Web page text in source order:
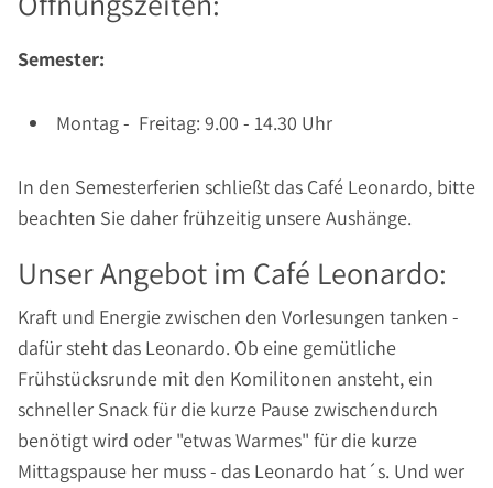
Semester:
Montag - Freitag: 9.00 - 14.30 Uhr
In den Semesterferien schließt das Café Leonardo, bitte
beachten Sie daher frühzeitig unsere Aushänge.
Unser Angebot im Café Leonardo:
Kraft und Energie zwischen den Vorlesungen tanken -
dafür steht das Leonardo. Ob eine gemütliche
Frühstücksrunde mit den Komilitonen ansteht, ein
schneller Snack für die kurze Pause zwischendurch
benötigt wird oder "etwas Warmes" für die kurze
Mittagspause her muss - das Leonardo hat´s. Und wer